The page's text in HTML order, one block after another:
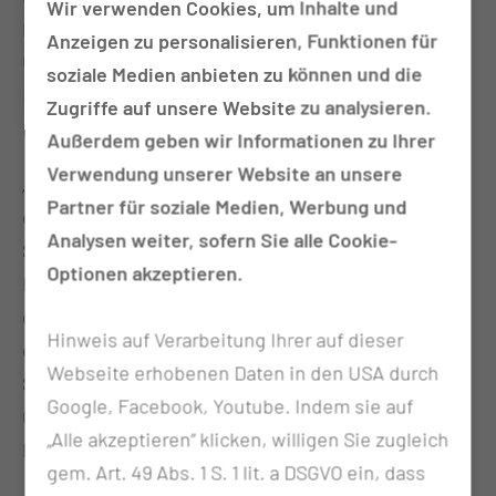
Potsdam, der Brandenburgischen Technischen
Universität Cottbus- Senftenberg und der
Medizinischen Hochschule Brandenburg Theodor
Fontane - abgeschlossen.
„Ich habe mich in den vergangenen Jahren mit
dieser schwerwiegenden Komplikation der
Speiseröhre im Zusammenhang der
Katheterbehandlung des Vorhofflimmerns befasst,
dabei Strategien zur Erkennung und Vermeidung
entwickelt und entsprechende wissenschaftliche
Studien durchgeführt“, erläutert Dr. med. habil. Dirk
Große Meininghaus. Kurzum: Prädiktion führt zur
Prävention – und kann damit Leben retten.
Wir verwenden Cookies, um Inhalte und
Anzeigen zu personalisieren, Funktionen für
soziale Medien anbieten zu können und die
Zugriffe auf unsere Website zu analysieren.
Außerdem geben wir Informationen zu Ihrer
Verwendung unserer Website an unsere
Partner für soziale Medien, Werbung und
Analysen weiter, sofern Sie alle Cookie-
Optionen akzeptieren.
Hinweis auf Verarbeitung Ihrer auf dieser
Webseite erhobenen Daten in den USA durch
Google, Facebook, Youtube. Indem sie auf
„Alle akzeptieren“ klicken, willigen Sie zugleich
gem. Art. 49 Abs. 1 S. 1 lit. a DSGVO ein, dass